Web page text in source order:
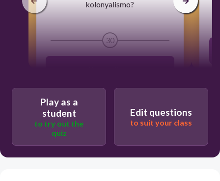
kolonyalismo?
30
Play as a
student
to try out the
quiz
Edit questions
to suit your class